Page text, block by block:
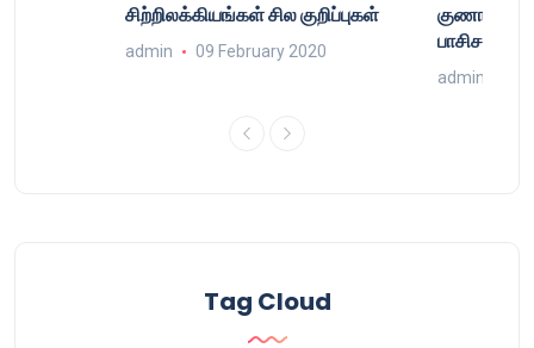
சிற்றிலக்கியங்கள் சில குறிப்புகள்
admin 09 February 2020
குணா :
admin
Tag Cloud